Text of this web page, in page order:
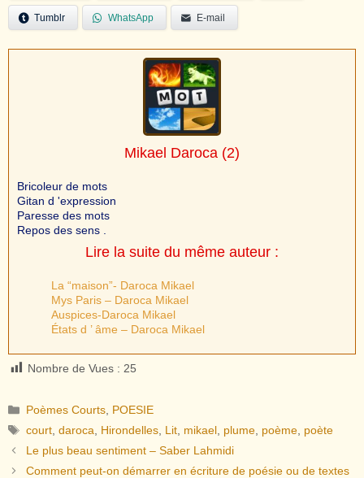
Tumblr WhatsApp E-mail
Mikael Daroca (2)
Bricoleur de mots
Gitan d 'expression
Paresse des mots
Repos des sens .
Lire la suite du même auteur :
La “maison”- Daroca Mikael
Mys Paris – Daroca Mikael
Auspices-Daroca Mikael
États d ’ âme – Daroca Mikael
Nombre de Vues : 25
Catégories
Poèmes Courts POESIE
Étiquettes
court ,daroca Hirondelles Lit mikael plume poème poète
Le plus beau sentiment – Saber Lahmidi
Comment peut-on démarrer en écriture de poésie ou de textes